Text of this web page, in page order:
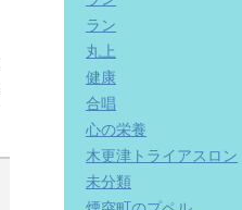
ラン
丸上
健康
合唱
心の栄養
木更津トライアスロン
未分類